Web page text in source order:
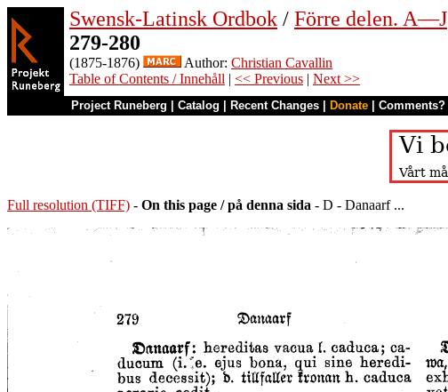
Swensk-Latinsk Ordbok / Förre delen. A—J
279-280
(1875-1876) Author: Christian Cavallin
Table of Contents / Innehåll | << Previous | Next >>
Project Runeberg Catalog Recent Changes Donate Comments?
Full resolution (TIFF) - On this page / på denna sida - D - Danaarf ...